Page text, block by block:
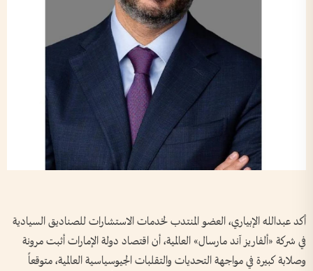
أكد عبدالله الإبياري، العضو المنتدب لخدمات الاستشارات للصناديق السيادية
في شركة «ألفاريز آند مارسال» العالمية، أن اقتصاد دولة الإمارات أثبت مرونة
وصلابة كبيرة في مواجهة التحديات والتقلبات الجيوسياسية العالمية، متوقعاً